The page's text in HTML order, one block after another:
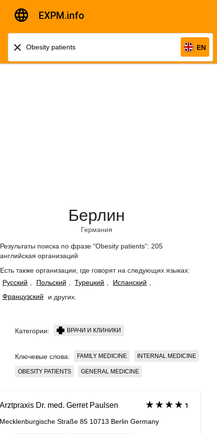
EXPM.info
EN
Берлин
Германия
Результаты поиска по фразе "Obesity patients": 205
английская организаций
Есть также организации, где говорят на следующих языках:
Русский
Польский Турецкий Испанский
Французский
и других.
Категории: ВРАЧИ И КЛИНИКИ
Ключевые слова: FAMILY MEDICINE INTERNAL MEDICINE
OBESITY PATIENTS GENERAL MEDICINE
Arztpraxis Dr. med. Gerret Paulsen
Mecklenburgische Straße 85 10713 Berlin Germany